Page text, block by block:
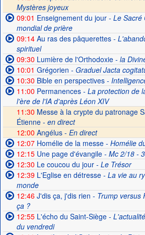
Mystères joyeux
09:01 Enseignement du jour- Le Sacré
mondial de prière
09:14Au ras des pâquerettes-
spirituel
09:30 Lumière de l'Orthodoxie- la
10:01 Grégorien - Graduel Jacta
10:30 Bible en perspectives-
11:00 Permanences- La protection de
l'ère de l'IA d'après Léon XIV
11:30 Messe à la crypte du patronage
Étienne - en direct
12:00 Angélus - En direct
12:07Homélie de la messe- Homélie
12:15Une page d'évangile- Mc 2/18 -
12:30 Le coucou du jour- Le Trésor
12:39L'Eglise en détresse- La vie au
monde
12:46J'dis ça, j'dis rien - Trump versus
ça ?
12:55L'écho du Saint-Siège-
du vendredi